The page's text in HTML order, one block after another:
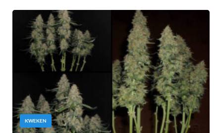
KWEKEN